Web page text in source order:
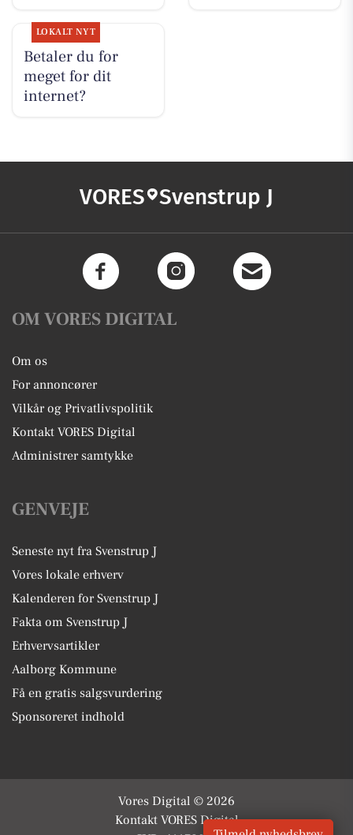
LOKALT NYT
Betaler du for
meget for dit
internet?
VORES Svenstrup J
OM VORES DIGITAL
Om os
For annoncører
Vilkår og Privatlivspolitik
Kontakt VORES Digital
Administrer samtykke
GENVEJE
Seneste nyt fra Svenstrup J
Vores lokale erhverv
Kalenderen for Svenstrup J
Fakta om Svenstrup J
Erhvervsartikler
Aalborg Kommune
Få en gratis salgsvurdering
Sponsoreret indhold
Vores Digital © 2026
Kontakt VORES Digital